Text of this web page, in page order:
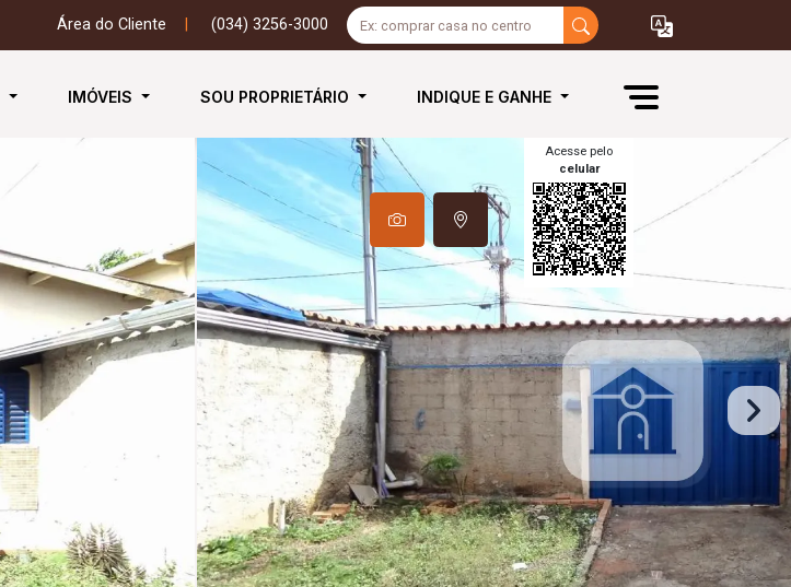
Área do Cliente (034) 3256-3000
IMÓVEIS SOU PROPRIETÁRIO INDIQUE E GANHE
Acesse pelo
celular